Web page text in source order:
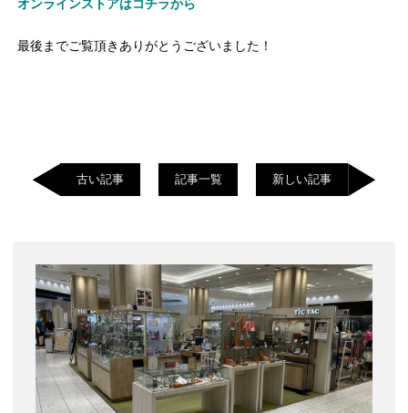
オンラインストアはコチラから
最後までご覧頂きありがとうございました！
古い記事 記事一覧 新しい記事